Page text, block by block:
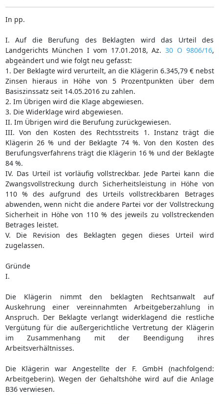
In pp.
I. Auf die Berufung des Beklagten wird das Urteil des
Landgerichts München I vom 17.01.2018, Az. 30 O 9806/16,
abgeändert und wie folgt neu gefasst:
1. Der Beklagte wird verurteilt, an die Klägerin 6.345,79 € nebst
Zinsen hieraus in Höhe von 5 Prozentpunkten über dem
Basiszinssatz seit 14.05.2016 zu zahlen.
2. Im Übrigen wird die Klage abgewiesen.
3. Die Widerklage wird abgewiesen.
II. Im Übrigen wird die Berufung zurückgewiesen.
III. Von den Kosten des Rechtsstreits 1. Instanz trägt die
Klägerin 26 % und der Beklagte 74 %. Von den Kosten des
Berufungsverfahrens trägt die Klägerin 16 % und der Beklagte
84 %.
IV. Das Urteil ist vorläufig vollstreckbar. Jede Partei kann die
Zwangsvollstreckung durch Sicherheitsleistung in Höhe von
110 % des aufgrund des Urteils vollstreckbaren Betrages
abwenden, wenn nicht die andere Partei vor der Vollstreckung
Sicherheit in Höhe von 110 % des jeweils zu vollstreckenden
Betrages leistet.
V. Die Revision des Beklagten gegen dieses Urteil wird
zugelassen.
Gründe
I.
Die Klägerin nimmt den beklagten Rechtsanwalt auf
Auskehrung einer vereinnahmten Arbeitgeberzahlung in
Anspruch. Der Beklagte verlangt widerklagend die restliche
Vergütung für die außergerichtliche Vertretung der Klägerin
im Zusammenhang mit der Beendigung ihres
Arbeitsverhältnisses.
Die Klägerin war Angestellte der F. GmbH (nachfolgend:
Arbeitgeberin). Wegen der Gehaltshöhe wird auf die Anlage
B36 verwiesen.